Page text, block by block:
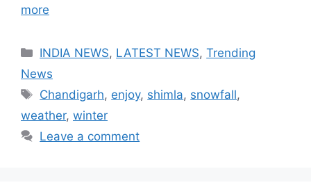
more
Categories
INDIA NEWS, LATEST NEWS,Trending
News
Tags
Chandigarh, enjoy, shimla, snowfall,
weather, winter
Leave a comment